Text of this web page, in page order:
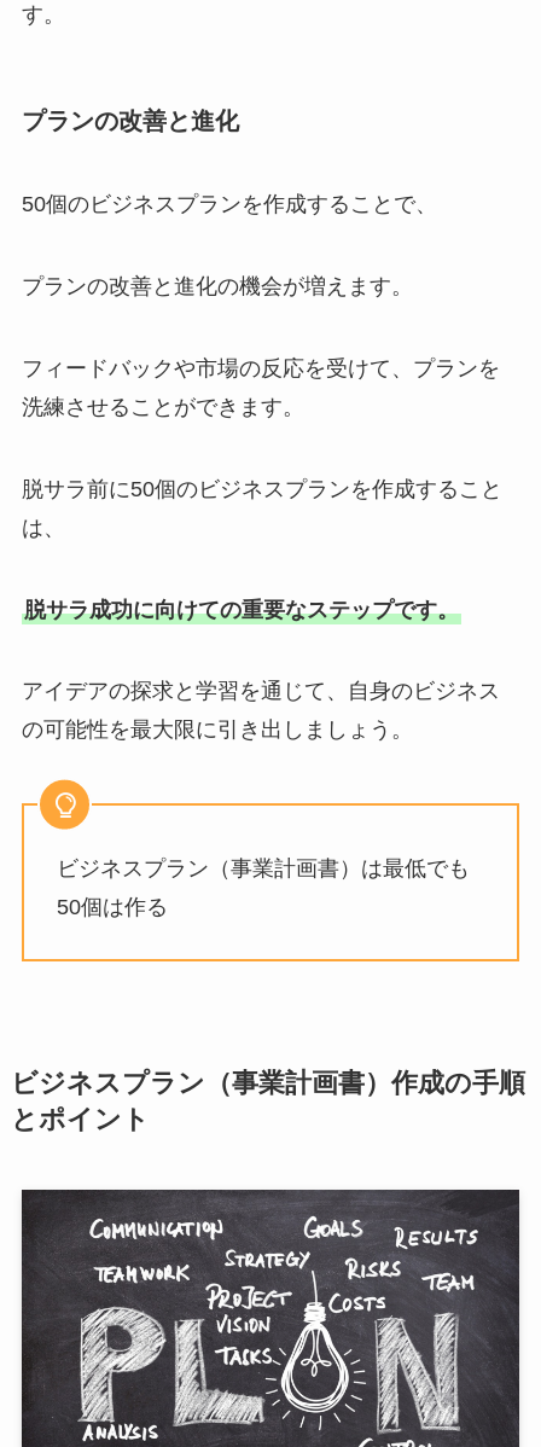
す。
プランの改善と進化
50個のビジネスプランを作成することで、
プランの改善と進化の機会が増えます。
フィードバックや市場の反応を受けて、プランを
洗練させることができます。
脱サラ前に50個のビジネスプランを作成すること
は、
脱サラ成功に向けての重要なステップです。
アイデアの探求と学習を通じて、自身のビジネス
の可能性を最大限に引き出しましょう。
ビジネスプラン（事業計画書）は最低でも
50個は作る
ビジネスプラン（事業計画書）作成の手順
とポイント